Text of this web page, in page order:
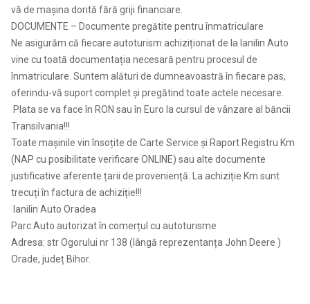
vă de mașina dorită fără griji financiare.
DOCUMENTE – Documente pregătite pentru înmatriculare
Ne asigurăm că fiecare autoturism achiziționat de la Ianilin Auto
vine cu toată documentația necesară pentru procesul de
înmatriculare. Suntem alături de dumneavoastră în fiecare pas,
oferindu-vă suport complet și pregătind toate actele necesare.
Plata se va face în RON sau în Euro la cursul de vânzare al băncii
Transilvania!!!
Toate mașinile vin însoțite de Carte Service și Raport Registru Km
(NAP cu posibilitate verificare ONLINE) sau alte documente
justificative aferente țarii de proveniență. La achiziție Km sunt
trecuți în factura de achiziție!!!
Ianilin Auto Oradea
Parc Auto autorizat în comerțul cu autoturisme
Adresa: str Ogorului nr 138 (lângă reprezentanța John Deere )
Orade, județ Bihor.